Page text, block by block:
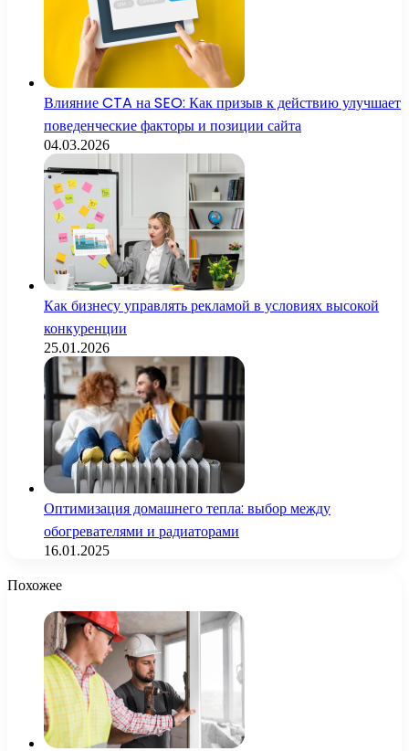
Влияние CTA на SEO: Как призыв к действию улучшает
поведенческие факторы и позиции сайта
04.03.2026
Как бизнесу управлять рекламой в условиях высокой
конкуренции
25.01.2026
Оптимизация домашнего тепла: выбор между
обогревателями и радиаторами
16.01.2025
Похожее